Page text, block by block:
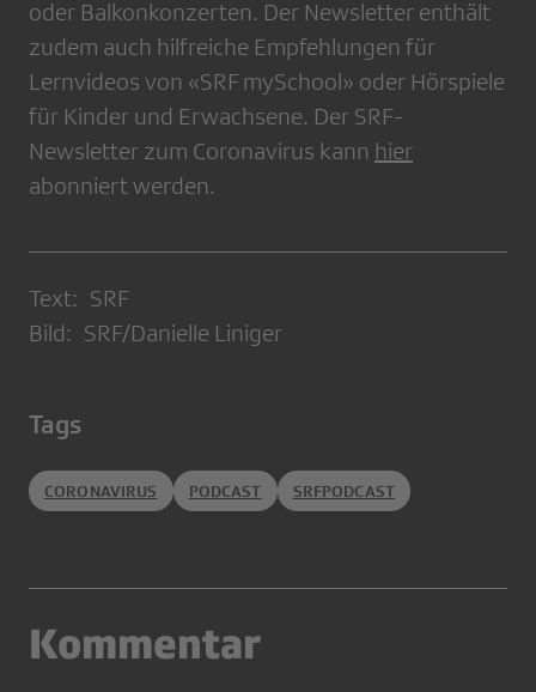
oder Balkonkonzerten. Der Newsletter enthält
zudem auch hilfreiche Empfehlungen für
Lernvideos von «SRF mySchool» oder Hörspiele
für Kinder und Erwachsene. Der SRF-
Newsletter zum Coronavirus kann hier
abonniert werden.
Text: SRF
Bild: SRF/Danielle Liniger
Tags
CORONAVIRUS PODCAST SRFPODCAST
Kommentar